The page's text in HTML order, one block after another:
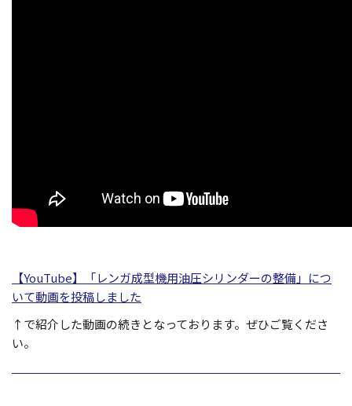
【YouTube】「レンガ成型機用油圧シリンダーの整備」につ
いて動画を投稿しました
↑で紹介した動画の続きとなっております。ぜひご覧くださ
い。